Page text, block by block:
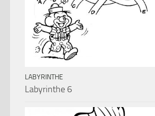
LABYRINTHE
Labyrinthe 6